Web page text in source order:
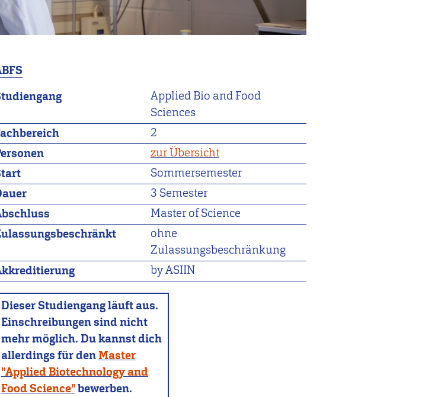
Applied Bio and Food
Sciences
2
zur Übersicht
Sommersemester
3 Semester
Master of Science
ohne
Zulassungsbeschränkung
by ASIIN
Dieser Studiengang läuft aus.
Einschreibungen sind nicht
mehr möglich. Du kannst dich
allerdings für denMaster
"Applied Biotechnology and
Food Science"bewerben.